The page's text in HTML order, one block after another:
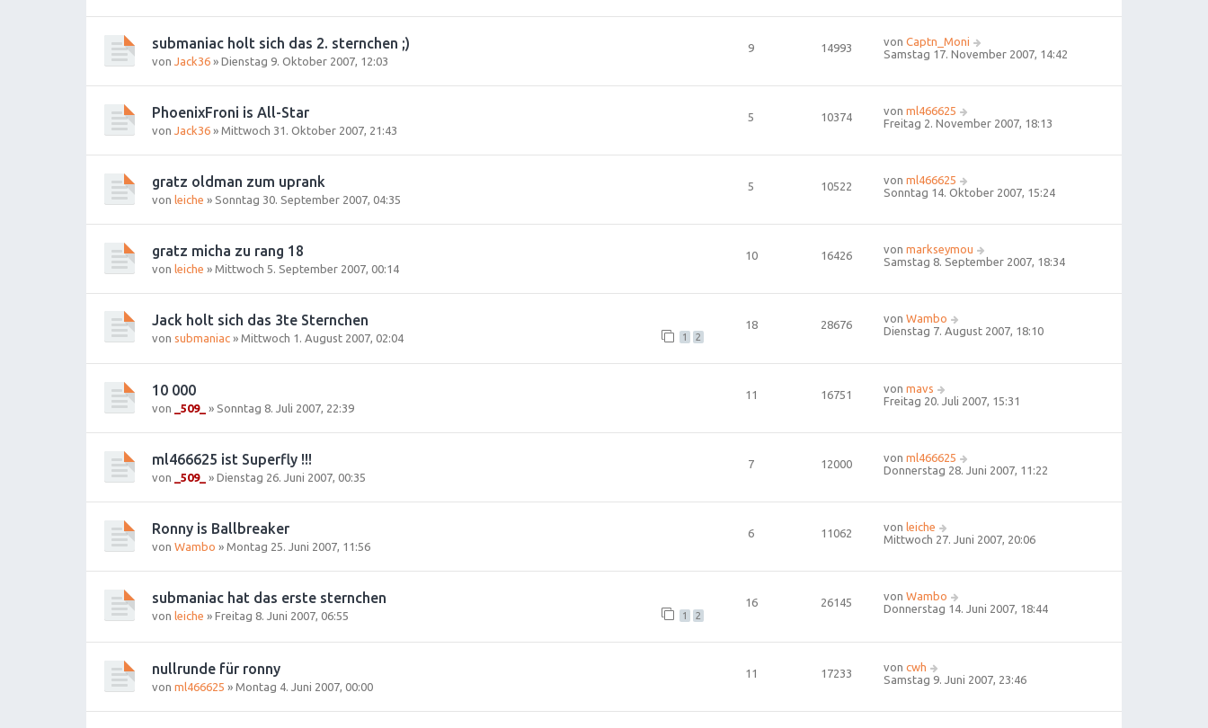
submaniac holt sich das 2. sternchen ;)
von Jack36 » Dienstag 9. Oktober 2007, 12:03
9 14993 von Captn_Moni
Samstag 17. November 2007, 14:42
PhoenixFroni is All-Star
von Jack36 » Mittwoch 31. Oktober 2007, 21:43
5 10374 von ml466625
Freitag 2. November 2007, 18:13
gratz oldman zum uprank
von leiche » Sonntag 30. September 2007, 04:35
5 10522 von ml466625
Sonntag 14. Oktober 2007, 15:24
gratz micha zu rang 18
von leiche » Mittwoch 5. September 2007, 00:14
10 16426 von markseymou
Samstag 8. September 2007, 18:34
Jack holt sich das 3te Sternchen
von submaniac » Mittwoch 1. August 2007, 02:04 1 2
18 28676 von Wambo
Dienstag 7. August 2007, 18:10
10 000
von _509_ » Sonntag 8. Juli 2007, 22:39
11 16751 von mavs
Freitag 20. Juli 2007, 15:31
ml466625 ist Superfly !!!
von _509_ » Dienstag 26. Juni 2007, 00:35
7 12000 von ml466625
Donnerstag 28. Juni 2007, 11:22
Ronny is Ballbreaker
von Wambo » Montag 25. Juni 2007, 11:56
6 11062 von leiche
Mittwoch 27. Juni 2007, 20:06
submaniac hat das erste sternchen
von leiche » Freitag 8. Juni 2007, 06:55 1 2
16 26145 von Wambo
Donnerstag 14. Juni 2007, 18:44
nullrunde für ronny
von ml466625 » Montag 4. Juni 2007, 00:00
11 17233 von cwh
Samstag 9. Juni 2007, 23:46